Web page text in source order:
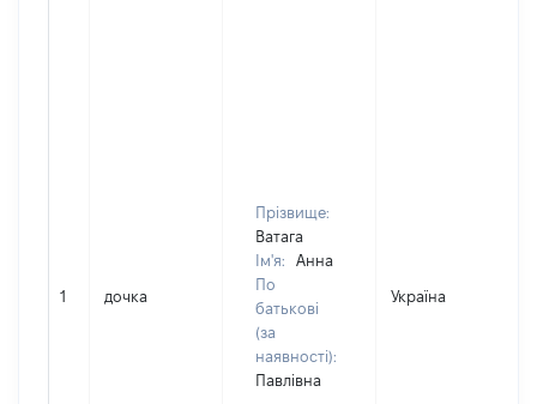
1 дочка
Прізвище:
Ватага
Ім'я:
Анна
По
батькові
(за
наявності):
Павлівна
Україна